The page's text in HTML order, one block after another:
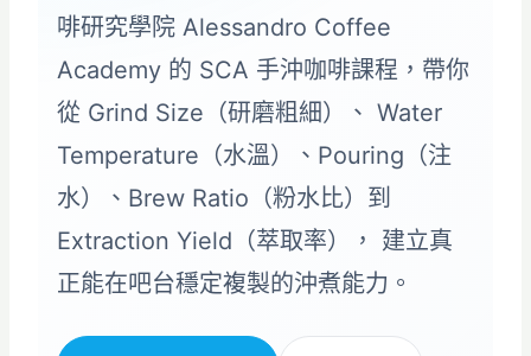
啡研究學院 Alessandro Coffee
Academy 的 SCA 手沖咖啡課程，帶你
從 Grind Size（研磨粗細）、 Water
Temperature（水溫）、Pouring（注
水）、Brew Ratio（粉水比）到
Extraction Yield（萃取率）， 建立真
正能在吧台穩定複製的沖煮能力。